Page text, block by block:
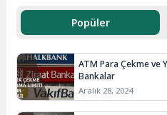
Popüler
ATM Para Çekme ve
Bankalar
Aralık 28, 2024